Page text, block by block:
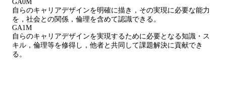
GA0M
自らのキャリアデザインを明確に描き，その実現に必要な能力
を，社会との関係，倫理を含めて認識できる。
GA1M
自らのキャリアデザインを実現するために必要となる知識・ス
キル，倫理等を修得し，他者と共同して課題解決に貢献でき
る。